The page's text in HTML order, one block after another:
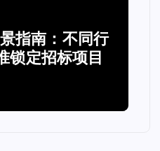
指南：不同行
锁定招标项目